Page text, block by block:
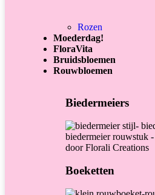
Rozen
Moederdag!
FloraVita
Bruidsbloemen
Rouwbloemen
Biedermeiers
Boeketten